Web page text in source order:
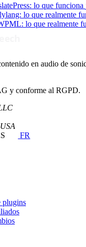
lo que funciona
lo que realmente
lo que realmente
en audio de
y conforme al RGPD.
FR
plugins